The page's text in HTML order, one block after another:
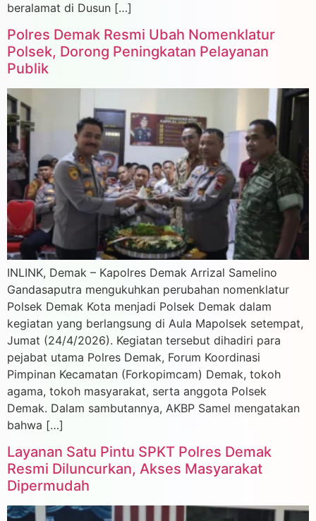
beralamat di Dusun […]
Polres Demak Resmi Ubah Nomenklatur
Polsek, Dorong Peningkatan Pelayanan
Publik
INLINK, Demak – Kapolres Demak Arrizal Samelino
Gandasaputra mengukuhkan perubahan nomenklatur
Polsek Demak Kota menjadi Polsek Demak dalam
kegiatan yang berlangsung di Aula Mapolsek setempat,
Jumat (24/4/2026). Kegiatan tersebut dihadiri para
pejabat utama Polres Demak, Forum Koordinasi
Pimpinan Kecamatan (Forkopimcam) Demak, tokoh
agama, tokoh masyarakat, serta anggota Polsek
Demak. Dalam sambutannya, AKBP Samel mengatakan
bahwa […]
Layanan Satu Pintu SPKT Polres Demak
Resmi Diluncurkan, Akses Masyarakat
Dipermudah